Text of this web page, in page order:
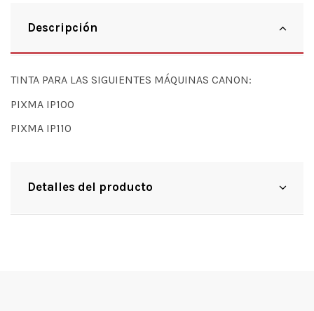
Descripción
TINTA PARA LAS SIGUIENTES MÁQUINAS CANON:
PIXMA IP100
PIXMA IP110
Detalles del producto